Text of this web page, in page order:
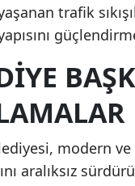
trafik
modern
aralıksız